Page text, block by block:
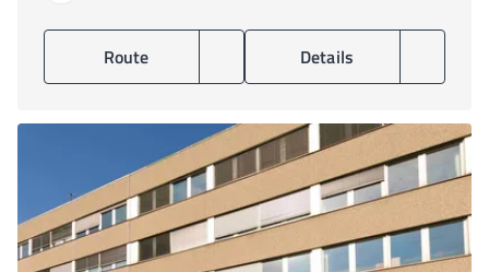
Route Details